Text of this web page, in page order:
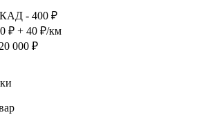
- 400 ₽
₽ + 40 ₽/км
000 ₽